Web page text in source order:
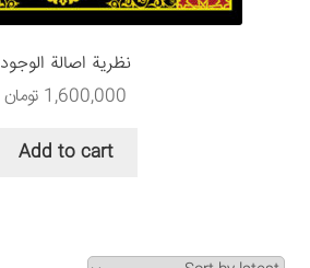
قوانین و مقررات
نظرية اصالة الوجود
1,600,000 تومان
Add to cart